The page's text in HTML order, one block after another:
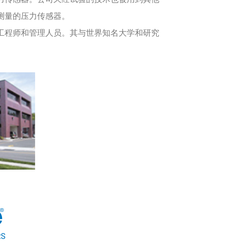
的压力传感器。
师和管理人员。其与世界知名大学和研究